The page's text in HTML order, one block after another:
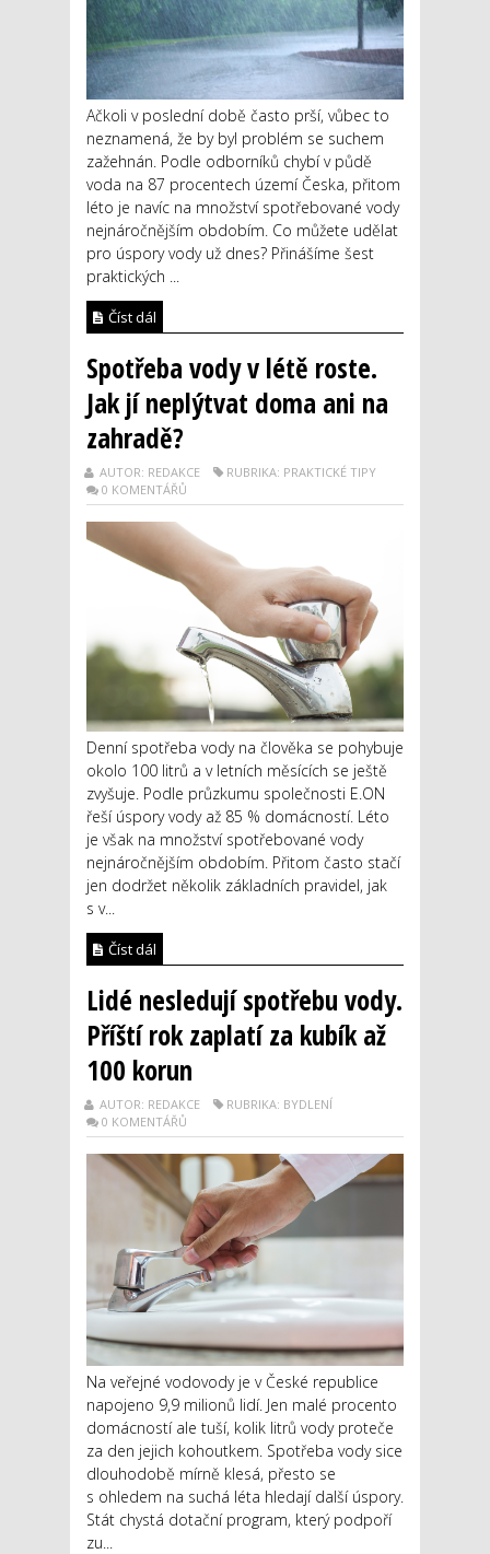
Ačkoli v poslední době často prší, vůbec to
neznamená, že by byl problém se suchem
zažehnán. Podle odborníků chybí v půdě
voda na 87 procentech území Česka, přitom
léto je navíc na množství spotřebované vody
nejnáročnějším obdobím. Co můžete udělat
pro úspory vody už dnes? Přinášíme šest
praktických ...
Číst dál
Spotřeba vody v létě roste.
Jak jí neplýtvat doma ani na
zahradě?
AUTOR: REDAKCE
RUBRIKA: PRAKTICKÉ TIPY
0 KOMENTÁŘŮ
Denní spotřeba vody na člověka se pohybuje
okolo 100 litrů a v letních měsících se ještě
zvyšuje. Podle průzkumu společnosti E.ON
řeší úspory vody až 85 % domácností. Léto
je však na množství spotřebované vody
nejnáročnějším obdobím. Přitom často stačí
jen dodržet několik základních pravidel, jak
s v...
Číst dál
Lidé nesledují spotřebu vody.
Příští rok zaplatí za kubík až
100 korun
AUTOR: REDAKCE
RUBRIKA: BYDLENÍ
0 KOMENTÁŘŮ
Na veřejné vodovody je v České republice
napojeno 9,9 milionů lidí. Jen malé procento
domácností ale tuší, kolik litrů vody proteče
za den jejich kohoutkem. Spotřeba vody sice
dlouhodobě mírně klesá, přesto se
s ohledem na suchá léta hledají další úspory.
Stát chystá dotační program, který podpoří
zu...